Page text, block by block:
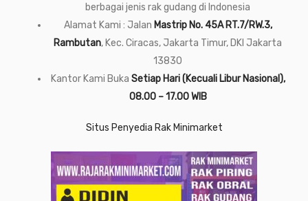
berbagai jenis rak gudang di Indonesia
Alamat Kami : Jalan Mastrip No. 45A RT.7/RW.3,
Rambutan, Kec. Ciracas, Jakarta Timur, DKI Jakarta
13830
Kantor Kami Buka Setiap Hari (Kecuali Libur Nasional),
08.00 – 17.00 WIB
Situs Penyedia Rak Minimarket